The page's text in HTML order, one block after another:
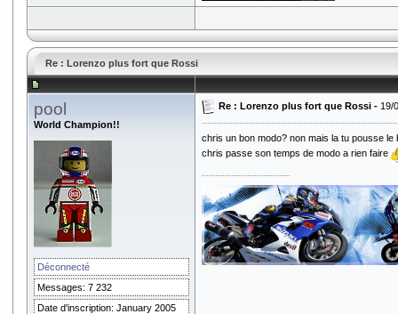
Re : Lorenzo plus fort que Rossi
pool
World Champion!!
Déconnecté
Messages: 7 232
Date d'inscription: January 2005
Re : Lorenzo plus fort que Rossi - 19/
chris un bon modo? non mais la tu pousse
chris passe son temps de modo a rien faire